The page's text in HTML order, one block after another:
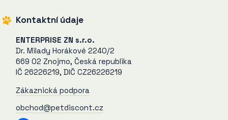
Kontaktní údaje
ENTERPRISE ZN s.r.o.
Dr. Milady Horákové 2240/2
669 02 Znojmo, Česká republika
IČ 26226219, DIČ CZ26226219
Zákaznická podpora
obchod@petdiscont.cz